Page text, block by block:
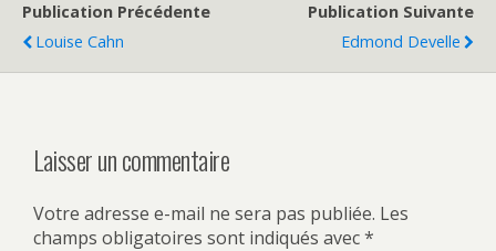
Publication Précédente
Louise Cahn
Publication Suivante
Edmond Develle
Laisser un commentaire
Votre adresse e-mail ne sera pas publiée. Les
champs obligatoires sont indiqués avec*